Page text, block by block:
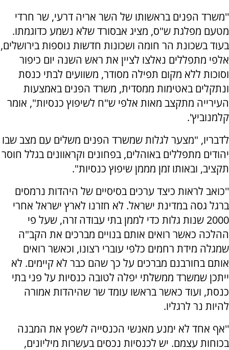
''משרד הפנים בראשותו של השר אריה דרעי, שר חרדי
מטעם מפלגת ש"ס, מציג אבסורד שלא נשמע כדוגמתו.
בעוד בשכונת הר חומה ושכונות חדשות נוספות בירושלים,
אלפי מתפללים נאלצו לציין את ראש השנה יום כיפור
וסוכות ללא מקום תפילה מסודר, משוועים לבתי כנסת
ונתקלים באטימות ממסדית, משרד הפנים באמצעות
העירייה מתקצב מאות אלפי ש"ח לשיפוץ כנסיות", אומר
קלמנוביץ'.
לדבריו, "מצער לגלות שמשרד הפנים משלים עם מצב שבו
יהודים מתפללים באוהלים, בפחונים וקראוונים בגלל חוסר
תקציב, ובאותו זמן מממן שיפוץ כנסיות".
''כואב לראות כיצד ערכים בסיסיים של היהדות נרמסים
ברגל גסה במדינת ישראל. לא חזרנו לארץ ישראל אחרי
2000 שנות גלות כדי לממן בתי עבודה זרה, שעל פי
ההלכה כאשר רואים אותם בנויים מברכים את הקב"ה
שמגלה מידת רחמים כלפי עוברי רצונו, וכאשר רואים
אותם בחורבנם מברכים על כך שהם כבר לא קיימים. לא
ייתכן שמשרד ממשלתי יפלה לטובה כנסיות על פני בתי
כנסת, ועוד כאשר בראשו עומד שר שהיהדות אמורה
להיות נר לרגליו.
''אף אחד לא ימנע מאנשי הכנסייה לשפץ את המבנה
בכוחות עצמם. יש לכנסיות נכסים בעשרות מיליונים,